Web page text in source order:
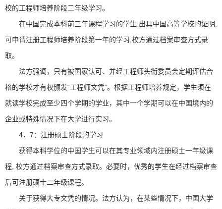
校的工程师培养阶段二年级学习。
在中国完成本科前三年课程学习的学生,出具中国高等学校的证明,
可申请注册工程师培养阶段第一年的学习,校方通过档案审查方式录
取。
法方强调，只有被国家认可、并经工程师头衔委员会定期评估合
格的学校才有权颁发“工程师文凭”。根据工程师培养规定，学生须在
就读学校完成至少四个学期的学业，其中一个学期可以在中国境内的
企业或特殊情况下在大学进行实习。
4．7：注册硕士阶段的学习
获得本科学位的中国学生可以在其专业领域内注册硕士一年级课
程, 校方通过档案审查方式录取。必要时，优秀的学生在经过档案审查
后可注册硕士二年级课程。
关于获得大专文凭的情况。法方认为，在某些情况下，中国大学